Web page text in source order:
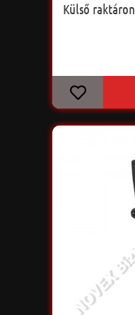
Külső raktáron